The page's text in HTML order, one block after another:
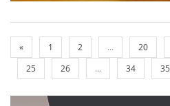
« 1 2 ... 20
25
26 ... 34 35